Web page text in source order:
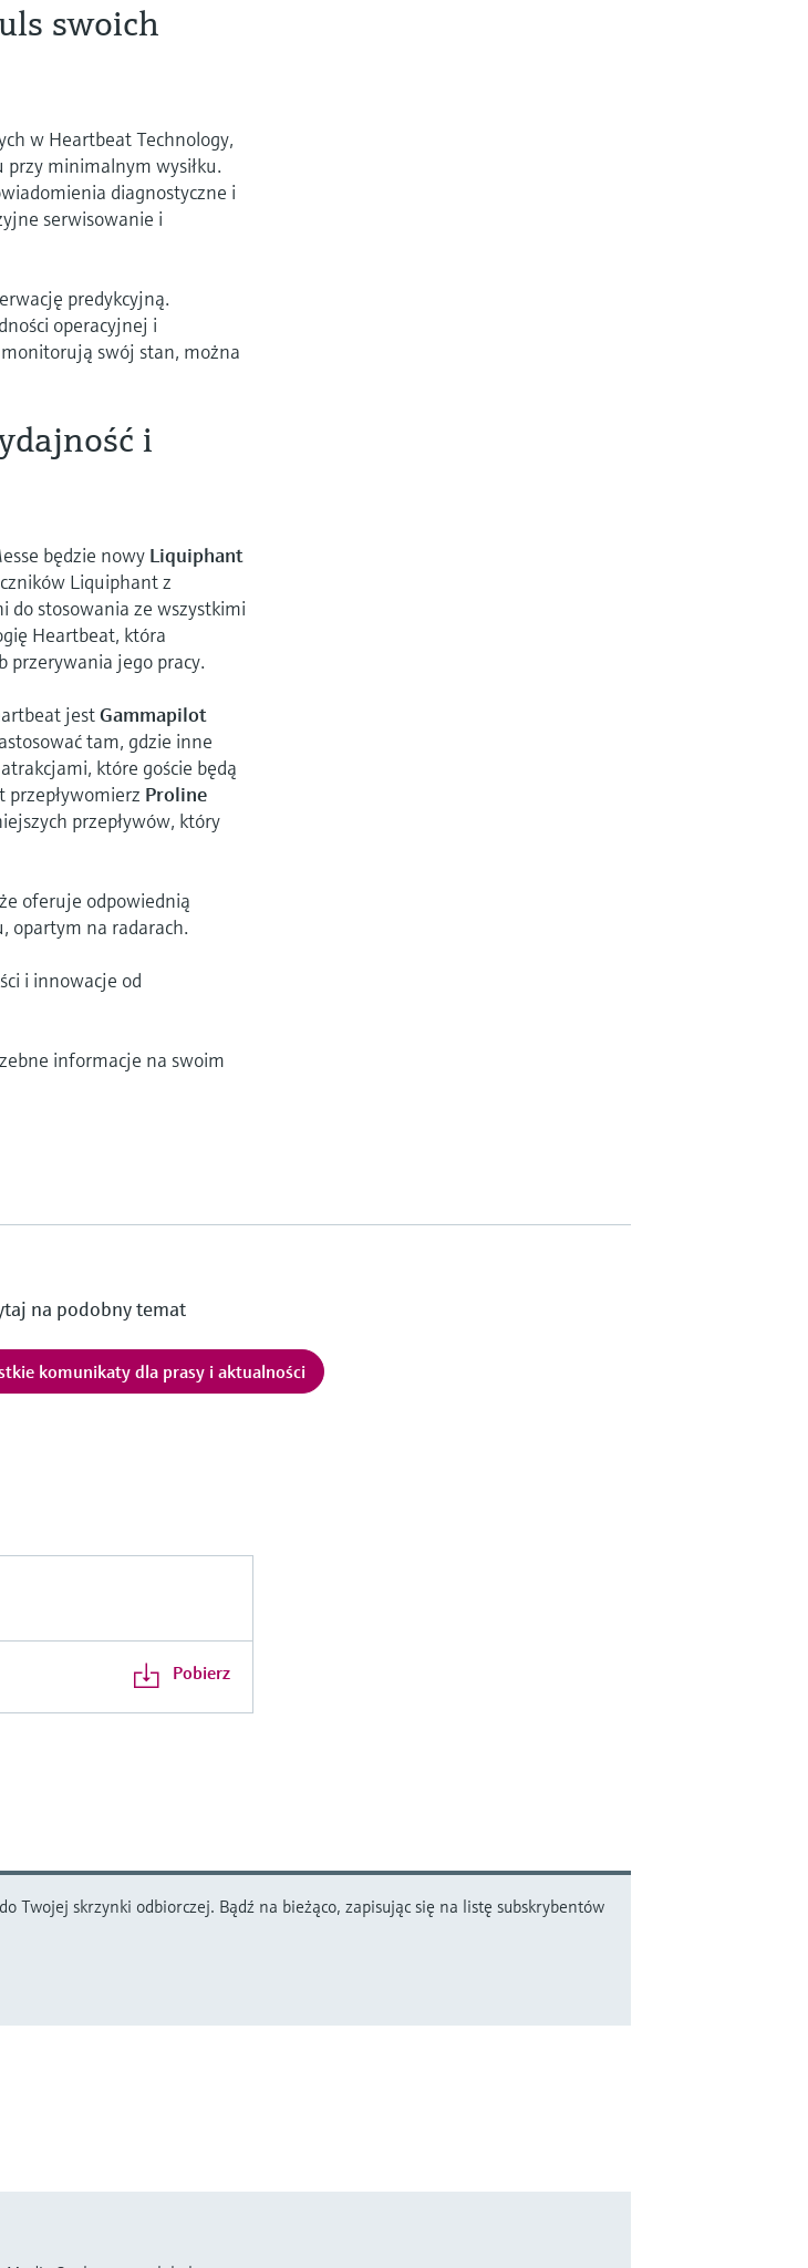
swoich
w Heartbeat Technology,
minimalnym wysiłku.
diagnostyczne i
serwisowanie i
predykcyjną.
operacyjnej i
swój stan, można
i
będzie nowy Liquiphant
Liquiphant z
do stosowania ze wszystkimi
Heartbeat, która
przerywania jego pracy.
jestGammapilot
tam, gdzie inne
które goście będą
przepływomierz Proline
przepływów, który
oferuje odpowiednią
opartym na radarach.
i innowacje od
informacje na swoim
na podobny temat
komunikaty dla prasy i aktualności
Pobierz
Twojej skrzynki odbiorczej. Bądź na bieżąco, zapisując się na listę subskrybentów